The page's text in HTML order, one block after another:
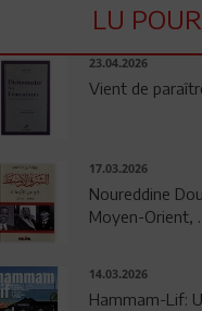
LU
23.04.2026
Vient de
17.03.2026
Noureddine
Moyen-Orient,
14.03.2026
Hammam-Lif: